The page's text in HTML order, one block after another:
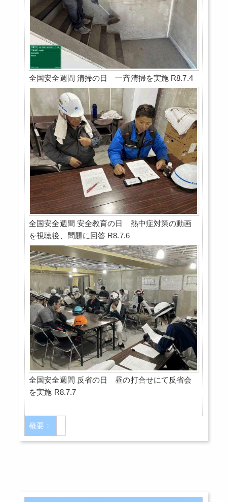
全国安全週間 清掃の日 一斉清掃を実施 R8.7.4
全国安全週間 安全教育の日 熱中症対策の動画
を視聴後、問題に回答 R8.7.6
全国安全週間 反省の日 昼の打合せにて反省会
を実施 R8.7.7
概要：